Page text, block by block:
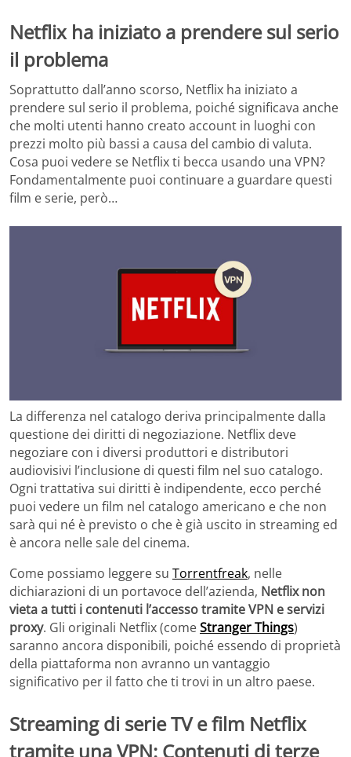
Netflix ha iniziato a prendere sul serio
il problema
Soprattutto dall’anno scorso, Netflix ha iniziato a
prendere sul serio il problema, poiché significava anche
che molti utenti hanno creato account in luoghi con
prezzi molto più bassi a causa del cambio di valuta.
Cosa puoi vedere se Netflix ti becca usando una VPN?
Fondamentalmente puoi continuare a guardare questi
film e serie, però…
La differenza nel catalogo deriva principalmente dalla
questione dei diritti di negoziazione. Netflix deve
negoziare con i diversi produttori e distributori
audiovisivi l’inclusione di questi film nel suo catalogo.
Ogni trattativa sui diritti è indipendente, ecco perché
puoi vedere un film nel catalogo americano e che non
sarà qui né è previsto o che è già uscito in streaming ed
è ancora nelle sale del cinema.
Come possiamo leggere su Torrentfreak, nelle
dichiarazioni di un portavoce dell’azienda, Netflix non
vieta a tutti i contenuti l’accesso tramite VPN e servizi
proxy. Gli originali Netflix (comeStranger Things)
saranno ancora disponibili, poiché essendo di proprietà
della piattaforma non avranno un vantaggio
significativo per il fatto che ti trovi in un altro paese.
Streaming di serie TV e film Netflix
tramite una VPN: Contenuti di terze